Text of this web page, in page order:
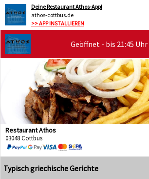
Deine Restaurant Athos-App!
athos-cottbus.de
>> APP INSTALLIEREN
Geöffnet - bis 21:45 Uhr
Restaurant Athos
03048 Cottbus
Typisch griechische Gerichte